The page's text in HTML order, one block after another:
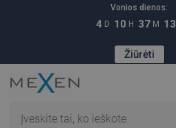
Vonios dienos:
4 D 10 H 37 M 12
Žiūrėti